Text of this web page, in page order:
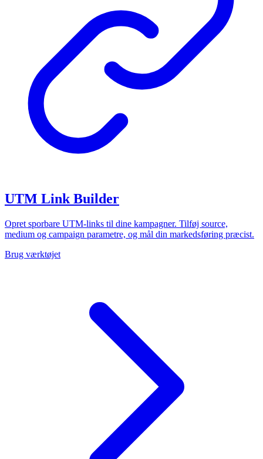
UTM Link Builder
Opret sporbare UTM-links til dine kampagner. Tilføj source,
medium og campaign parametre, og mål din markedsføring præcist.
Brug værktøjet